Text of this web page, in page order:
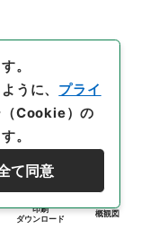
印刷
ダウンロード
概観図
。
うに、 プライ
（Cookie）の
。
て同意